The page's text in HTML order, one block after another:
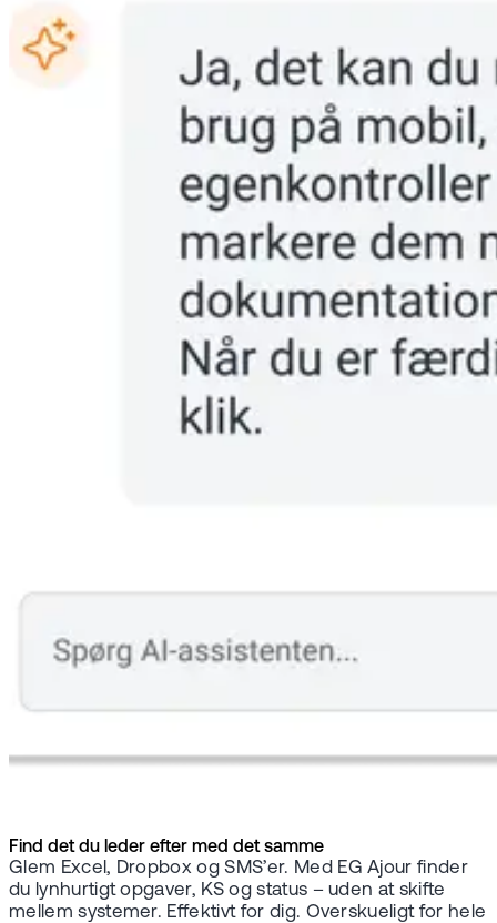
Find det du leder efter med det samme
Glem Excel, Dropbox og SMS’er. Med EG Ajour finder
du lynhurtigt opgaver, KS og status – uden at skifte
mellem systemer. Effektivt for dig. Overskueligt for hele